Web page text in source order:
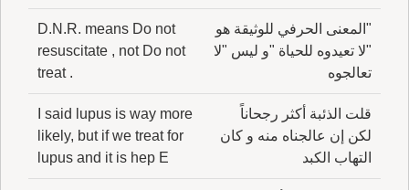
"المعنى الحرفي للوثيقة هو
"لا تعيدوه للحياة "و ليس "لا
تعالجوه
D.N.R. means Do not
resuscitate , not Do not
treat .
قلت الذئبة أكثر رجحاناً
لكن إن عالجناه منه و كان
التهاب الكبد
I said lupus is way more
likely, but if we treat for
lupus and it is hep E